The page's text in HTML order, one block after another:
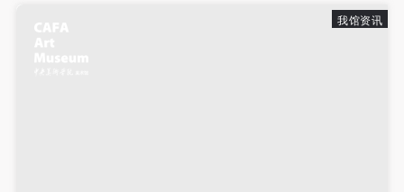
我馆资讯